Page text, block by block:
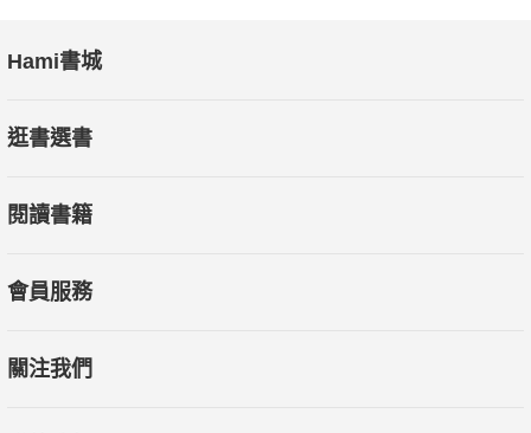
Hami書城
逛書選書
閱讀書籍
會員服務
關注我們